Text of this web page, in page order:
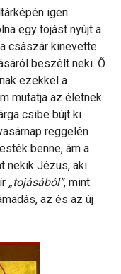
igen
egy tojást nyújt a
császár kinevette
beszélt neki. Ő
ezekkel a
mutatja az életnek.
csibe bújt ki
reggelén
benne, ám a
nekik Jézus, aki
„tojásából”, mint
az és az új